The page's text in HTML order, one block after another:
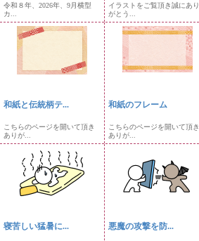
令和８年、2026年、9月横型
カ...
イラストをご覧頂き誠にあり
がとう...
和紙と伝統柄テ...
こちらのページを開いて頂き
ありが...
和紙のフレーム
こちらのページを開いて頂き
ありが...
寝苦しい猛暑に... 悪魔の攻撃を防...